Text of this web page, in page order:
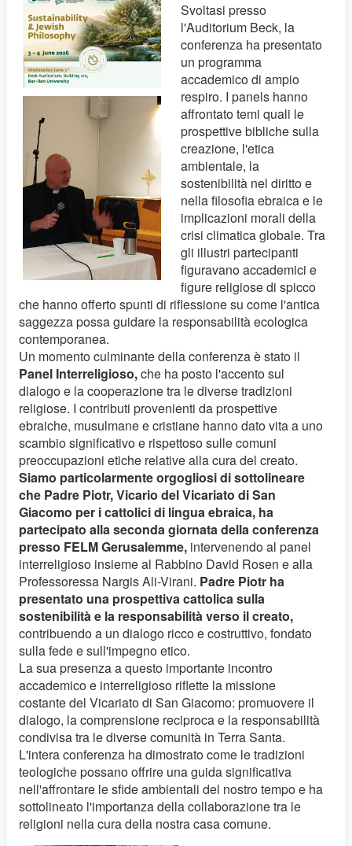
Svoltasi presso
l'Auditorium Beck, la
conferenza ha presentato
un programma
accademico di ampio
respiro. I panels hanno
affrontato temi quali le
prospettive bibliche sulla
creazione, l'etica
ambientale, la
sostenibilità nel diritto e
nella filosofia ebraica e le
implicazioni morali della
crisi climatica globale. Tra
gli illustri partecipanti
figuravano accademici e
figure religiose di spicco
che hanno offerto spunti di riflessione su come l'antica
saggezza possa guidare la responsabilità ecologica
contemporanea.
Un momento culminante della conferenza è stato il
Panel Interreligioso,che ha posto l'accento sul
dialogo e la cooperazione tra le diverse tradizioni
religiose. I contributi provenienti da prospettive
ebraiche, musulmane e cristiane hanno dato vita a uno
scambio significativo e rispettoso sulle comuni
preoccupazioni etiche relative alla cura del creato.
Siamo particolarmente orgogliosi di sottolineare
che Padre Piotr, Vicario del Vicariato di San
Giacomo per i cattolici di lingua ebraica, ha
partecipato alla seconda giornata della conferenza
presso FELM Gerusalemme, intervenendo al panel
interreligioso insieme al Rabbino David Rosen e alla
Professoressa Nargis Ali-Virani. Padre Piotr ha
presentato una prospettiva cattolica sulla
sostenibilità e la responsabilità verso il creato,
contribuendo a un dialogo ricco e costruttivo, fondato
sulla fede e sull'impegno etico.
La sua presenza a questo importante incontro
accademico e interreligioso riflette la missione
costante del Vicariato di San Giacomo: promuovere il
dialogo, la comprensione reciproca e la responsabilità
condivisa tra le diverse comunità in Terra Santa.
L'intera conferenza ha dimostrato come le tradizioni
teologiche possano offrire una guida significativa
nell'affrontare le sfide ambientali del nostro tempo e ha
sottolineato l'importanza della collaborazione tra le
religioni nella cura della nostra casa comune.